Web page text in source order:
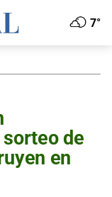
7°
de
en